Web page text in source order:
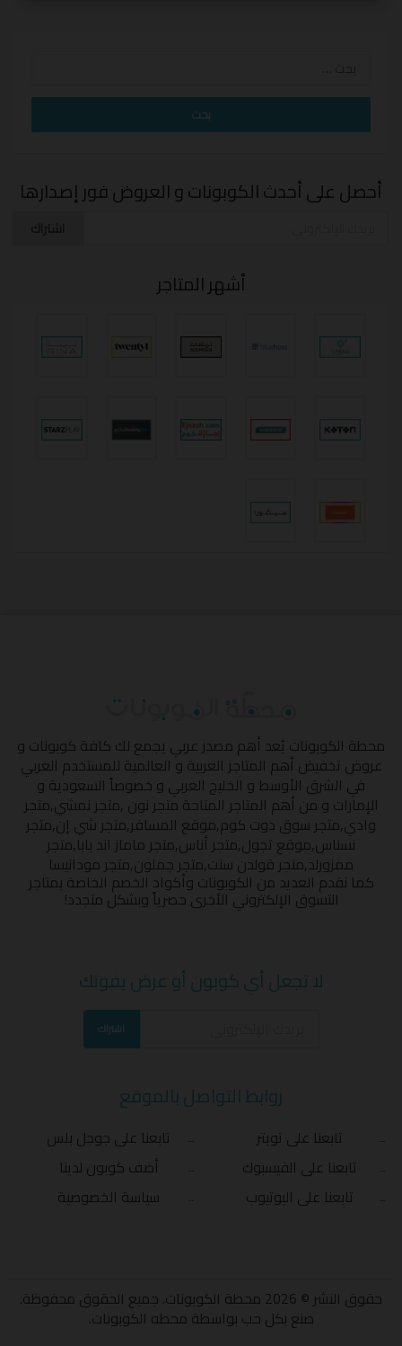
أحصل على أحدث الكوبونات و العروض فور إصدارها
أشهر المتاجر
محطة الكوبونات يُعد أهم مصدر عربي يجمع لك كافة كوبونات و
عروض تخفيض أهم المتاجر العربية و العالمية للمستخدم العربي
في الشرق الأوسط و الخليج العربي و خصوصاً السعودية و
الإمارات و من أهم المتاجر المتاحة متجر نون ,متجر نمشي,متجر
وادي,متجر سوق دوت كوم,موقع المسافر,متجر شي إن,متجر
نسناس,موقع تجول,متجر أناس,متجر ماماز اند بابا,متجر
ممزورلد,متجر قولدن سنت,متجر جملون,متجر مودانيسا
كما نقدم العديد من الكوبونات وأكواد الخصم الخاصة بمتاجر
التسوق الإلكتروني الأخرى حصرياً وبشكل متجدد!
لا تجعل أي كوبون أو عرض يفوتك
اشتراك
روابط التواصل بالموقع
تابعنا على تويتر
تابعنا على الفيسبوك
تابعنا على اليوتيوب
تابعنا على جوجل بلس
أضف كوبون لدينا
سياسة الخصوصية
حقوق النشر © 2026 محطة الكوبونات. جميع الحقوق محفوظة.
صنع بكل حب بواسطة محطه الكوبونات.